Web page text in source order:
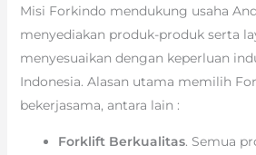
Misi Forkindo mendukung usaha
menyediakan produk-produk serta
menyesuaikan dengan keperluan
Indonesia. Alasan utama memilih
bekerjasama, antara lain :
Forklift Berkualitas. Semua